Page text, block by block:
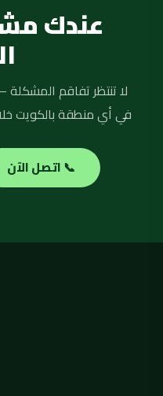
عندك
لا تنتظر تفاقم
في أي منطقة بالكويت خلال 30 دقيقة، على مدار
📞 اتصل الآن